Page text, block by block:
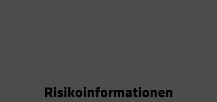
Risikoinformationen